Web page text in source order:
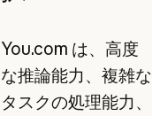
You.com は、高度
な推論能力、複雑な
タスクの処理能力、